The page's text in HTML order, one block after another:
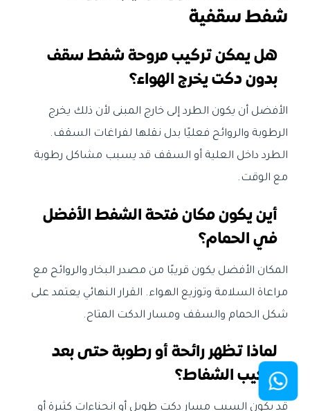
شفط سقفية
هل يمكن تركيب مروحة شفط سقف
بدون دكت يخرج الهواء؟
الأفضل أن يكون الطرد إلى خارج المبنى لأن ذلك يخرج
الرطوبة والروائح فعليًا بدل نقلها لفراغات السقف.
الطرد داخل العلية أو السقف قد يسبب مشاكل رطوبة
مع الوقت.
أين يكون مكان فتحة الشفط الأفضل
في الحمام؟
المكان الأفضل يكون قريبًا من مصدر البخار والروائح مع
مراعاة السلامة وتوزيع الهواء. القرار النهائي يعتمد على
شكل الحمام والسقف ومسار الدكت المتاح.
لماذا تظهر رائحة أو رطوبة حتى بعد
تركيب الشفاط؟
قد يكون السبب مسار دكت طويل أو انحناءاتٍ كثيرة أو